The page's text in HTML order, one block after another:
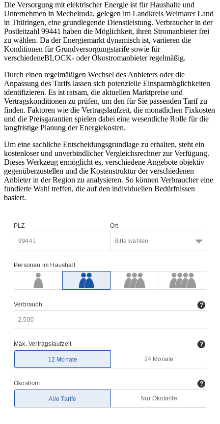
Die Versorgung mit elektrischer Energie ist für Haushalte und
Unternehmen in Mechelroda, gelegen im Landkreis Weimarer Land
in Thüringen, eine grundlegende Dienstleistung. Verbraucher in der
Postleitzahl 99441 haben die Möglichkeit, ihren Stromanbieter frei
zu wählen. Da der Energiemarkt dynamisch ist, variieren die
Konditionen für Grundversorgungstarife sowie für
verschiedeneBLOCK- oder Ökostromanbieter regelmäßig.
Durch einen regelmäßigen Wechsel des Anbieters oder die
Anpassung des Tarifs lassen sich potenzielle Einsparmöglichkeiten
identifizieren. Es ist ratsam, die aktuellen Marktpreise und
Vertragskonditionen zu prüfen, um den für Sie passenden Tarif zu
finden. Faktoren wie die Vertragslaufzeit, die monatlichen Fixkosten
und die Preisgarantien spielen dabei eine wesentliche Rolle für die
langfristige Planung der Energiekosten.
Um eine sachliche Entscheidungsgrundlage zu erhalten, steht ein
kostenloser und unverbindlicher Vergleichsrechner zur Verfügung.
Dieses Werkzeug ermöglicht es, verschiedene Angebote objektiv
gegenüberzustellen und die Kostenstruktur der verschiedenen
Anbieter in der Region zu analysieren. So können Verbraucher eine
fundierte Wahl treffen, die auf den individuellen Bedürfnissen
basiert.